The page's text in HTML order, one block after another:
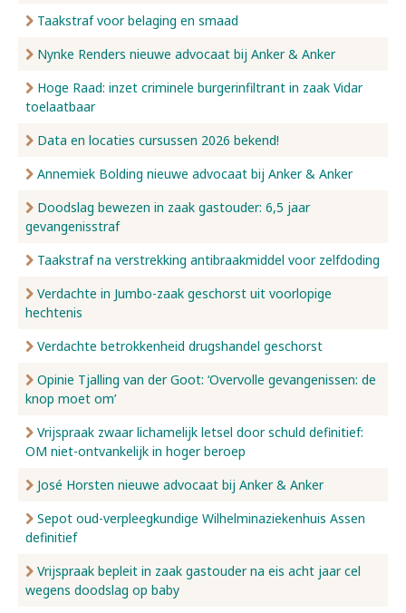
Taakstraf voor belaging en smaad
Nynke Renders nieuwe advocaat bij Anker & Anker
Hoge Raad: inzet criminele burgerinfiltrant in zaak Vidar
toelaatbaar
Data en locaties cursussen 2026 bekend!
Annemiek Bolding nieuwe advocaat bij Anker & Anker
Doodslag bewezen in zaak gastouder: 6,5 jaar
gevangenisstraf
Taakstraf na verstrekking antibraakmiddel voor zelfdoding
Verdachte in Jumbo-zaak geschorst uit voorlopige
hechtenis
Verdachte betrokkenheid drugshandel geschorst
Opinie Tjalling van der Goot: ‘Overvolle gevangenissen: de
knop moet om’
Vrijspraak zwaar lichamelijk letsel door schuld definitief:
OM niet-ontvankelijk in hoger beroep
José Horsten nieuwe advocaat bij Anker & Anker
Sepot oud-verpleegkundige Wilhelminaziekenhuis Assen
definitief
Vrijspraak bepleit in zaak gastouder na eis acht jaar cel
wegens doodslag op baby